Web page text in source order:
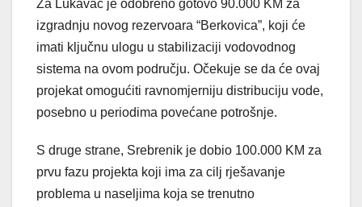
Za Lukavac je odobreno gotovo 90.000 KM za
izgradnju novog rezervoara “Berkovica”, koji će
imati ključnu ulogu u stabilizaciji vodovodnog
sistema na ovom području. Očekuje se da će ovaj
projekat omogućiti ravnomjerniju distribuciju vode,
posebno u periodima povećane potrošnje.
S druge strane, Srebrenik je dobio 100.000 KM za
prvu fazu projekta koji ima za cilj rješavanje
problema u naseljima koja se trenutno